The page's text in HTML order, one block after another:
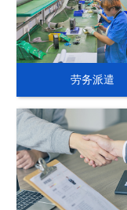
劳务派遣